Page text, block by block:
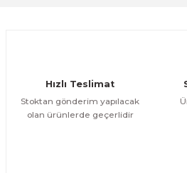
Bu ürüne benzer farklı
Hızlı Teslimat
Stoktan gönderim yapılacak
olan ürünlerde geçerlidir